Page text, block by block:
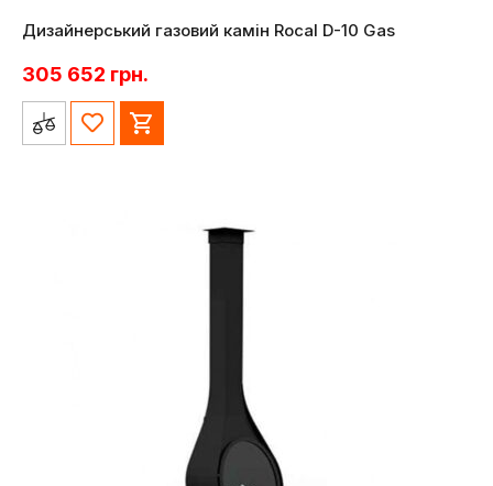
Дизайнерський газовий камін Rocal D-10 Gas
305 652 грн.